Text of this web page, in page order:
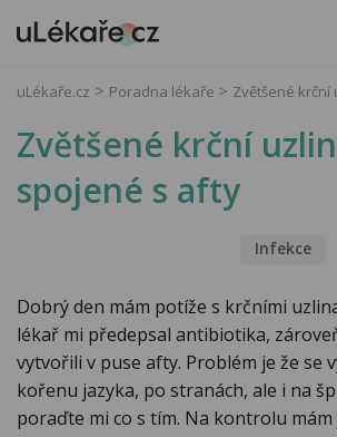
uLékaře.cz Poradna lékaře Zvětšené
Zvětšené krční
spojené s afty
Infekce
Dobrý den mám potíže s krčními
lékař mi předepsal antibiotika,
vytvořili v puse afty. Problém je že se
kořenu jazyka, po stranách, ale i na
poraďte mi co s tím. Na kontrolu